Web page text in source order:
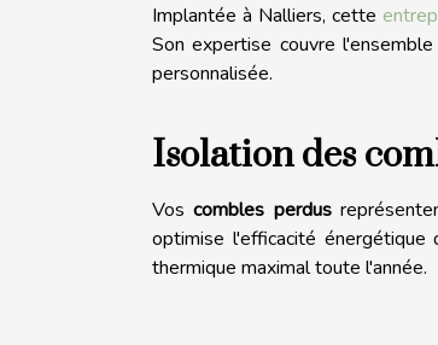
Implantée à Nalliers, cette
Son expertise couvre
personnalisée.
Isolation des
Vos combles perdus
optimise l'efficacité
thermique maximal toute l'année.